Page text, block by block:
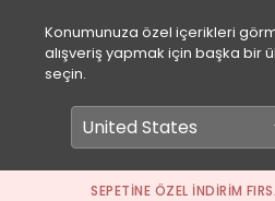
Konumunuza özel içerikleri
alışveriş yapmak için başka bir
seçin.
SEPETİNE ÖZEL İNDİRİM